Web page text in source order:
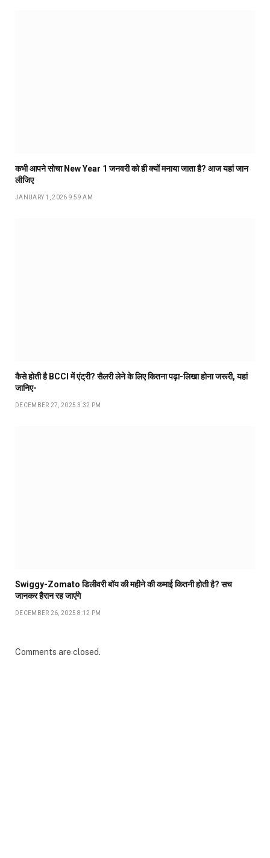
कभी आपने सोचा New Year 1 जनवरी को ही क्यों मनाया जाता है? आज यहां जान
लीजिए
JANUARY 1, 2026 9:59 AM
कैसे होती है BCCI में एंट्री? सैलरी लेने के लिए कितना पढ़ा-लिखा होना जरूरी, यहां
जानिए-
DECEMBER 27, 2025 3:32 PM
Swiggy-Zomato डिलीवरी बॉय की महीने की कमाई कितनी होती है? सच
जानकर हैरान रह जाएंगे
DECEMBER 26, 2025 8:12 PM
Comments are closed.